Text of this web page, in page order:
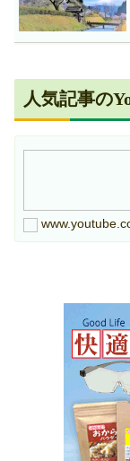
人気記事の